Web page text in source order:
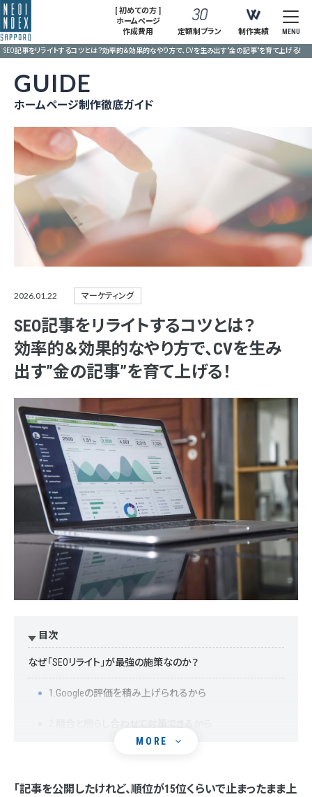
[ 初めての方 ]
ホームページ
作成費用
定額制プラン 制作実績 MENU
SEO記事をリライトするコツとは？効率的＆効果的なやり方で、CVを生み出す”金の記事”を育て上げる！
GUIDE
ホームページ制作徹底ガイド
2026.01.22 マーケティング
SEO記事をリライトするコツとは？
効率的＆効果的なやり方で、CVを生み
出す”金の記事”を育て上げる！
MORE
目次
なぜ「SEOリライト」が最強の施策なのか？
1.Googleの評価を積み上げられるから
【目的別】SEOリライトで狙いたい効果と具体的な対応策
「記事を公開したけれど、順位が15位くらいで止まったまま上